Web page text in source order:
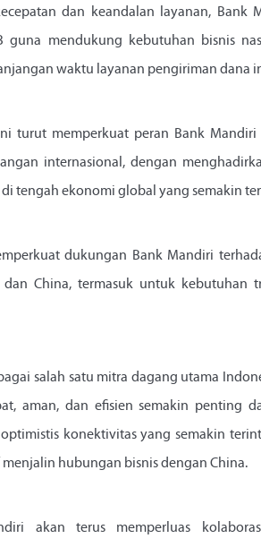
dan keandalan layanan, Bank
guna mendukung kebutuhan bisnis
waktu layanan pengiriman dana
turut memperkuat peran Bank
internasional, dengan
di tengah ekonomi global yang semakin
dukungan Bank Mandiri
dan China, termasuk untuk kebutuhan
salah satu mitra dagang utama
aman, dan efisien semakin penting
konektivitas yang semakin
hubungan bisnis dengan China.
akan terus memperluas